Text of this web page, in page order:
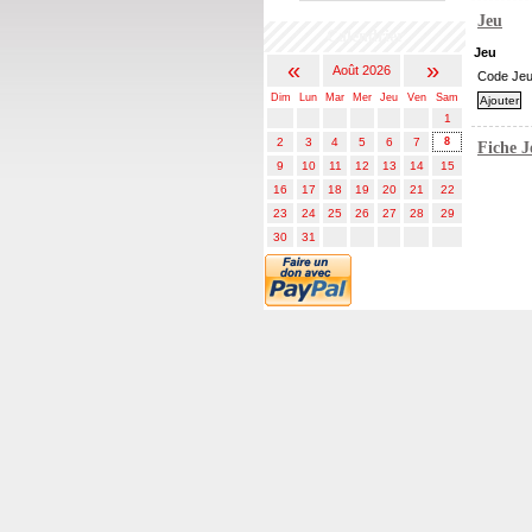
« Août 2026 »
Dim Lun Mar Mer Jeu Ven Sam
1
2
3 4 5 6 7 8
9 10 11 12 13 14
15
16
17 18 19 20 21
22
23
24 25 26 27 28
29
30
31
Jeu
Jeu
Code Jeu
Fiche